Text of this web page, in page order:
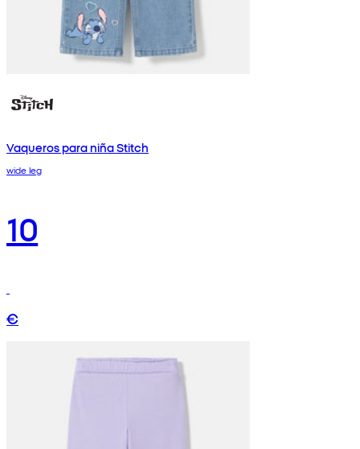
Vaqueros para niña Stitch
wide leg
10
€